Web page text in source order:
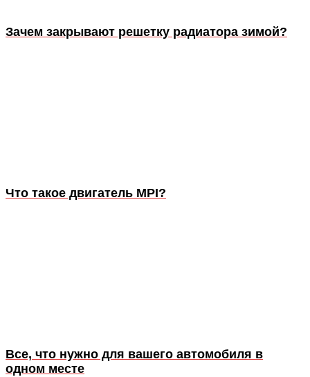
Зачем закрывают решетку радиатора зимой?
Что такое двигатель MPI?
Все, что нужно для вашего автомобиля в
одном месте